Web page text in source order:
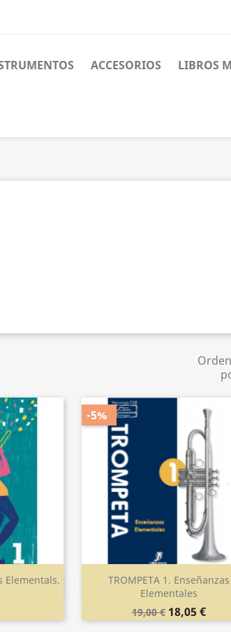
ACCESORIOS LIBROS
Elementals.
TROMPETA 1. Enseñanzas
Elementales
19,00 € 18,05 €
-5%
Vista rápida